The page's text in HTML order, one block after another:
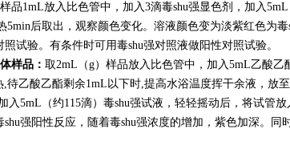
品1mL放入比色管中，加入3滴毒shu强显色剂，加入
后取出，观察颜色变化。溶液颜色变为淡紫红色为
试验。有条件时可用毒shu强对照液做阳性对照试验。
样品 ： 取2mL（g）样品放入比色管中，加入5mL乙酸乙
乙酸乙酯剩余1mL以下时,提高水浴温度挥干余液，放
入5mL（约115滴）毒shu强试液，轻轻摇动后，将试管
强阳性反应，随着毒shu强浓度的增加， 紫色加深。同